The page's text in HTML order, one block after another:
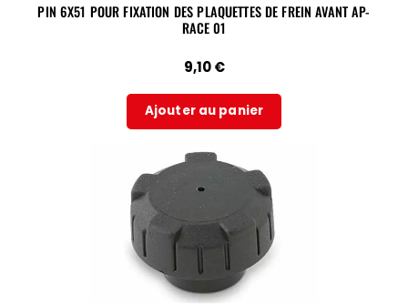
PIN 6X51 POUR FIXATION DES PLAQUETTES DE FREIN AVANT AP-
RACE 01
9,10€
Ajouter au panier